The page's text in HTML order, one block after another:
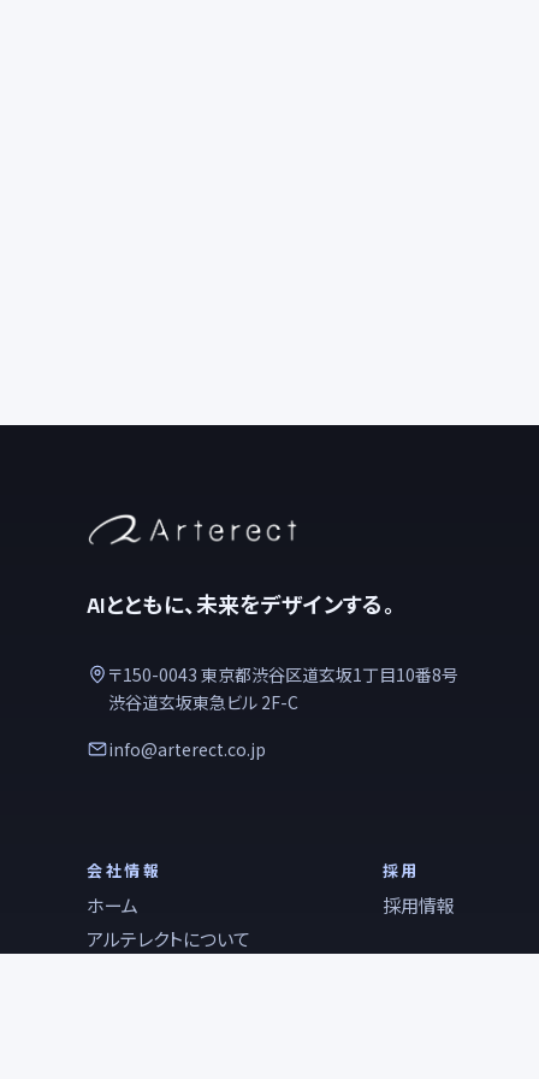
AIとともに、未来をデザインする。
〒150-0043 東京都渋谷区道玄坂1丁目10番8号
渋谷道玄坂東急ビル 2F-C
info@arterect.co.jp
会社情報
ホーム
アルテレクトについて
採用
採用情報